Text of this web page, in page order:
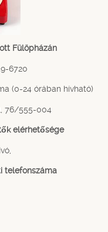
Fülöpházán
6720
(0-24 órában hívható)
76/555-004
elérhetősége
telefonszáma